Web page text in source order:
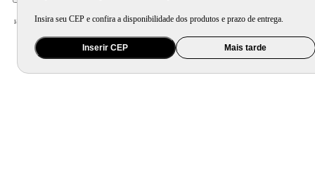
Insira seu CEP e confira a disponibilidade dos produtos e prazo de entrega.
Inserir CEP Mais tarde
Home Apple / Acessório para Apple